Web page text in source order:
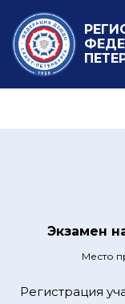
Экзамен
Место
Регистрация